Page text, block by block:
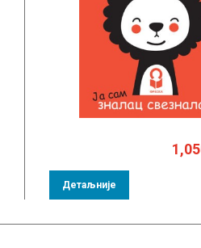
Детаљније